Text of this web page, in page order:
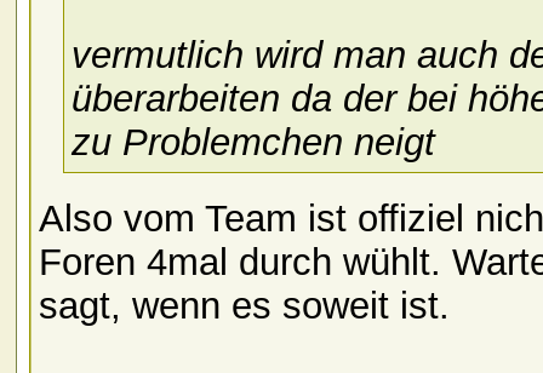
vermutlich wird man auch
überarbeiten da der bei
zu Problemchen neigt
Also vom Team ist offiziel
Foren 4mal durch wühlt.
sagt, wenn es soweit ist.